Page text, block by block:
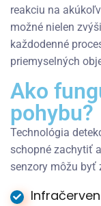
reakciu na
možné nielen
každodenné
priemyselných
Ako
pohybu?
Technológia
schopné zachytiť
senzory môžu byť